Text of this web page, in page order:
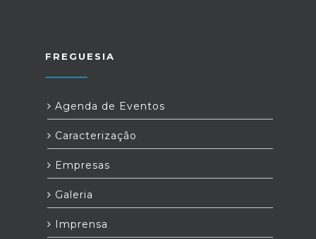
FREGUESIA
Agenda de Eventos
Caracterização
Empresas
Galeria
Imprensa